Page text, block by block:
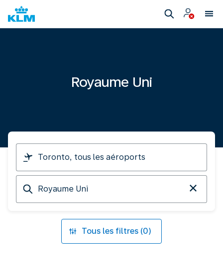
Royaume Uni
Je
pars
de
Destination
Tous les filtres (0)